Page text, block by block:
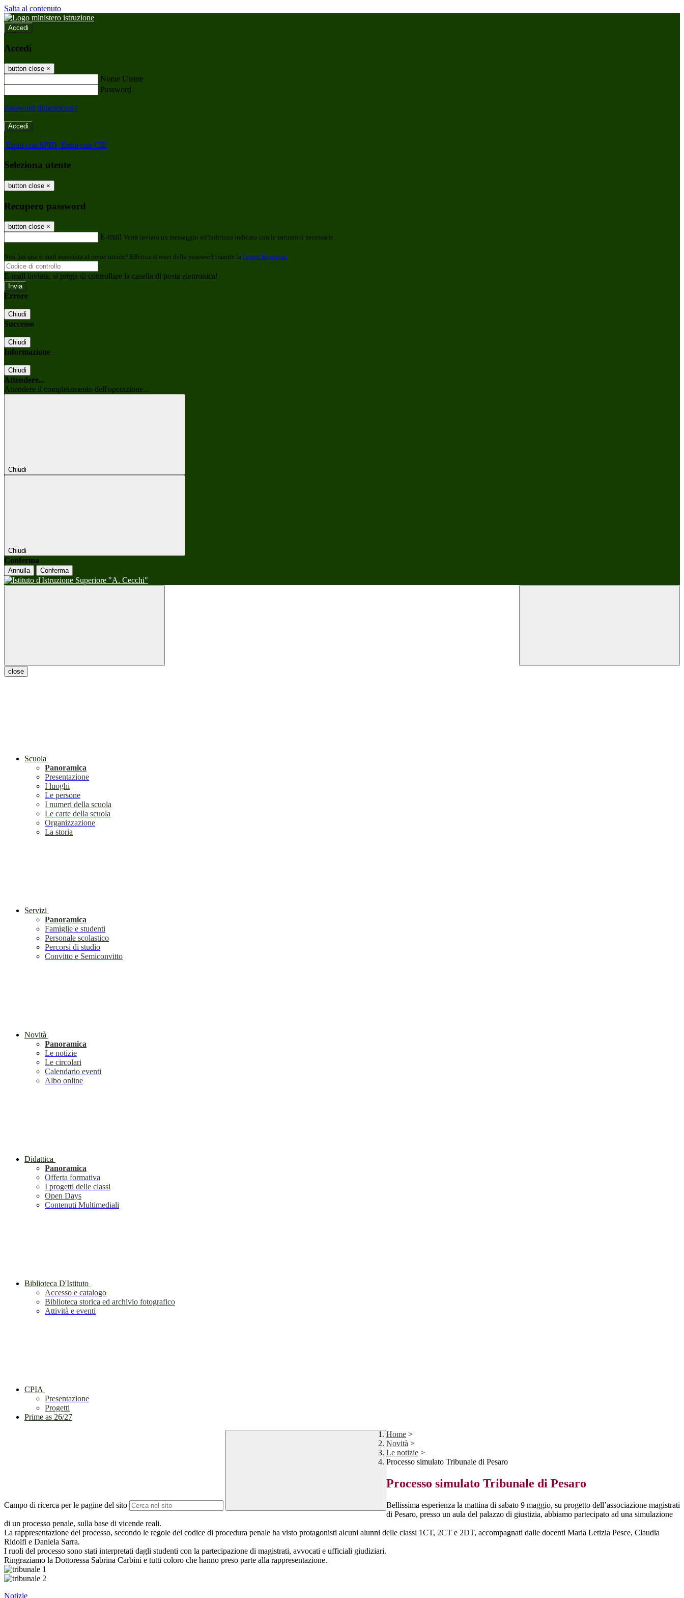
Salta al contenuto
Accedi
Accedi
button close ×
Nome Utente
Password
Password dimenticata?
-
Entra con SPID Entra con CIE
Seleziona utente
button close ×
Recupero password
button close ×
E-mail Verrà inviato un messaggio all'indirizzo indicato con le istruzioni necessarie.
Non hai una e-mail associata al nome utente? Effettua il reset della password tramite la Login Spaggiari
E-mail inviata, si prega di controllare la casella di posta elettronica!
Errore
Chiudi
Successo
Chiudi
Informazione
Chiudi
Attendere...
Attendere il completamento dell'operazione...
Chiudi
Chiudi
Conferma
Annulla Conferma
close
Scuola
Panoramica
Presentazione
I luoghi
Le persone
I numeri della scuola
Le carte della scuola
Organizzazione
La storia
Servizi
Panoramica
Famiglie e studenti
Personale scolastico
Percorsi di studio
Convitto e Semiconvitto
Novità
Panoramica
Le notizie
Le circolari
Calendario eventi
Albo online
Didattica
Panoramica
Offerta formativa
I progetti delle classi
Open Days
Contenuti Multimediali
Biblioteca D'Istituto
Accesso e catalogo
Biblioteca storica ed archivio fotografico
Attività e eventi
CPIA
Presentazione
Progetti
Prime as 26/27
Campo di ricerca per le pagine del sito
Home >
Novità >
Le notizie >
Processo simulato Tribunale di Pesaro
Processo simulato Tribunale di Pesaro
Bellissima esperienza la mattina di sabato 9 maggio, su progetto dell’associazione magistrati
di Pesaro, presso un aula del palazzo di giustizia, abbiamo partecipato ad una simulazione
di un processo penale, sulla base di vicende reali.
La rappresentazione del processo, secondo le regole del codice di procedura penale ha visto protagonisti alcuni alunni delle classi 1CT, 2CT e 2DT, accompagnati dalle docenti Maria Letizia Pesce, Claudia
Ridolfi e Daniela Sarra.
I ruoli del processo sono stati interpretati dagli studenti con la partecipazione di magistrati, avvocati e ufficiali giudiziari.
Ringraziamo la Dottoressa Sabrina Carbini e tutti coloro che hanno preso parte alla rappresentazione.
Notizie